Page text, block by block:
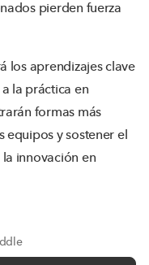
pierden fuerza
los aprendizajes clave
la práctica en
formas más
equipos y sostener el
innovación en